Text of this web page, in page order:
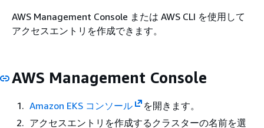
AWS Management Console または AWS CLI を使用して
アクセスエントリを作成できます。
AWS Management Console
Amazon EKS コンソール
を開きます。
アクセスエントリを作成するクラスターの名前を選